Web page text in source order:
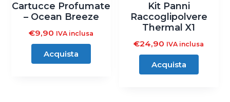
Cartucce Profumate
– Ocean Breeze
€9,90 IVA inclusa
Acquista
Kit Panni
Raccoglipolvere
Thermal X1
€24,90 IVA inclusa
Acquista